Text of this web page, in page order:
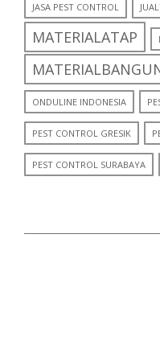
JASA PEST CONTROL
MATERIALATAP
ONDULINE INDONESIA
PEST CONTROL GRESIK
PEST CONTROL SURABAYA